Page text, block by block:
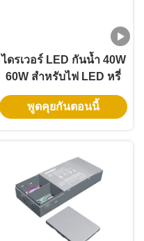
ไดรเวอร์ LED กันน้ำ 40W
60W สำหรับไฟ LED หรี่
แสง ไทรแอก PFC สูง AC
277V
พูดคุยกันตอนนี้